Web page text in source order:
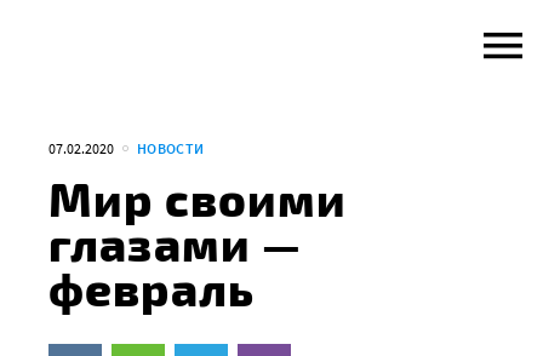
07.02.2020 НОВОСТИ
Мир своими
глазами —
февраль